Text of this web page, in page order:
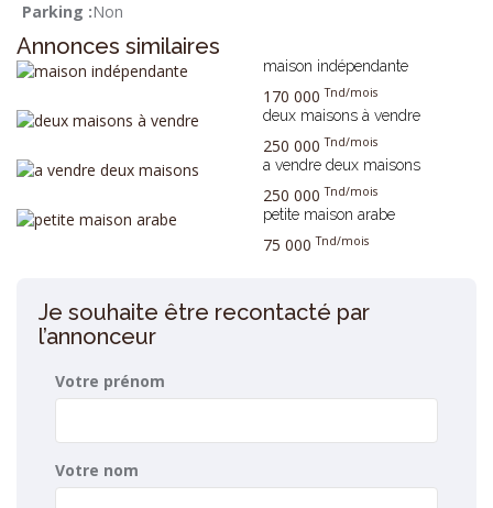
Parking :Non
Annonces similaires
maison indépendante
170 000 Tnd/mois
deux maisons à vendre
250 000 Tnd/mois
a vendre deux maisons
250 000 Tnd/mois
petite maison arabe
75 000 Tnd/mois
Je souhaite être recontacté par
l’annonceur
Votre prénom
Votre nom